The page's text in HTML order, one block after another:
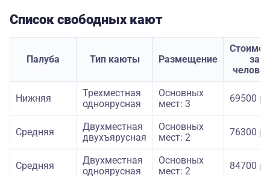
Список свободных кают
Палуба Тип каюты Размещение
за
Нижняя
Трехместная
одноярусная
Основных
мест: 3
69500
Средняя
Двухместная
двухъярусная
Основных
мест: 2
76300
Средняя
Двухместная
одноярусная
Основных
мест: 2
84700